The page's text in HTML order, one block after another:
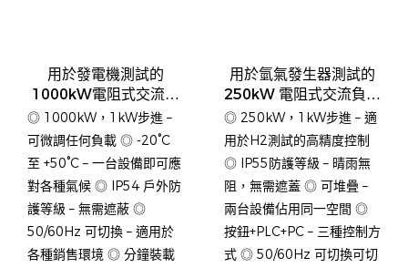
用於發電機測試的
1000kW電阻式交流負
載組
◎ 1000kW，1kW步進 –
可微調任何負載 ◎ -20°C
至 +50°C – 一台設備即可應
對各種氣候 ◎ IP54 戶外防
護等級 – 無需遮蔽 ◎
50/60Hz 可切換 – 適用於
各種銷售環境 ◎ 分鐘裝載
用於氫氣發生器測試的
250kW 電阻式交流負載
組
◎ 250kW，1kW步進 – 適
用於H2測試的高精度控制
◎ IP55防護等級 – 晴雨無
阻，無需遮蓋 ◎ 可堆疊 –
兩台設備佔用同一空間 ◎
按鈕+PLC+PC – 三種控制方
式 ◎ 50/60Hz 可切換可切